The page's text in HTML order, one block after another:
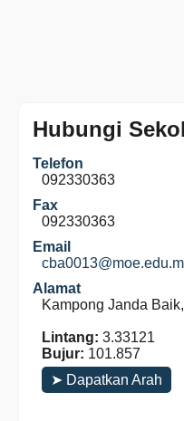
Hubungi
Telefon
092330363
Fax
092330363
Email
Alamat
Kampong Janda
Lintang: 3.33121
Bujur: 101.857
➤ Dapatkan Arah